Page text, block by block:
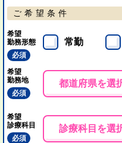
ご希望条件
希望
勤務形態
必須
常勤
希望
勤務地
必須
都道府県を選
希望
診療科目
必須
診療科目を選